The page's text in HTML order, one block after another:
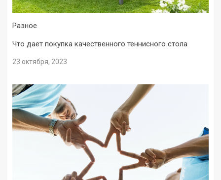
Разное
Что дает покупка качественного теннисного стола
23 октября, 2023